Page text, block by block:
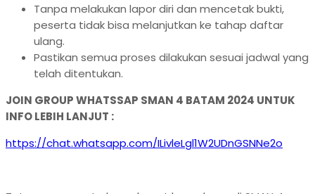
Tanpa melakukan lapor diri dan mencetak bukti,
peserta tidak bisa melanjutkan ke tahap daftar
ulang.
Pastikan semua proses dilakukan sesuai jadwal yang
telah ditentukan.
JOIN GROUP WHATSSAP SMAN 4 BATAM 2024 UNTUK
INFO LEBIH LANJUT :
https://chat.whatsapp.com/ILivleLgl1W2UDnGSNNe2o